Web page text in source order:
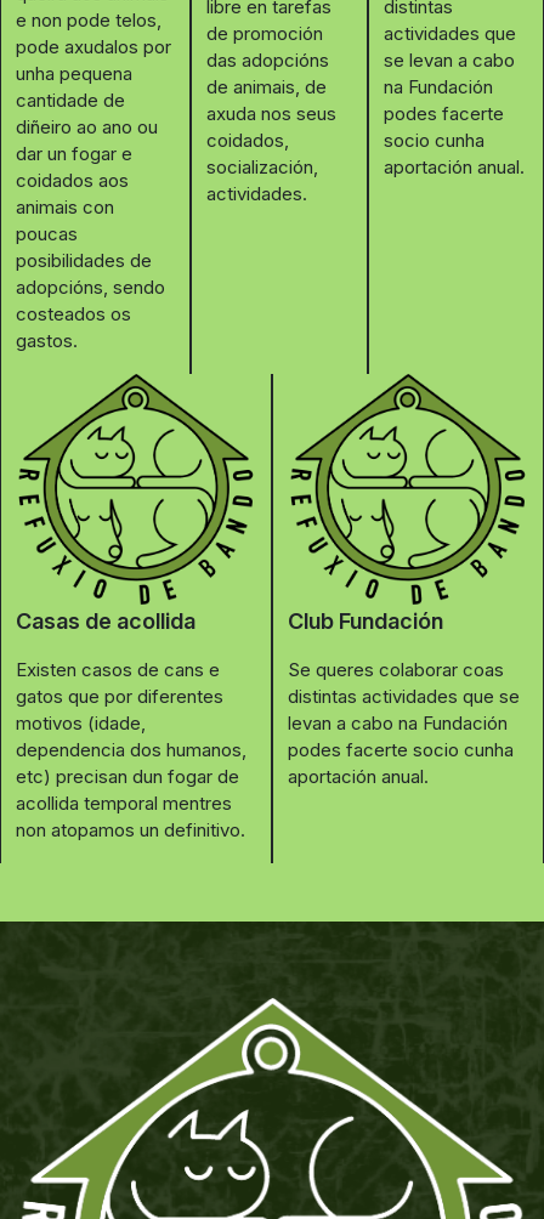
e non pode telos,
pode axudalos por
unha pequena
cantidade de
diñeiro ao ano ou
dar un fogar e
coidados aos
animais con
poucas
posibilidades de
adopcións, sendo
costeados os
gastos.
libre en tarefas
de promoción
das adopcións
de animais, de
axuda nos seus
coidados,
socialización,
actividades.
distintas
actividades que
se levan a cabo
na Fundación
podes facerte
socio cunha
aportación anual.
Casas de acollida
Existen casos de cans e
gatos que por diferentes
motivos (idade,
dependencia dos humanos,
etc) precisan dun fogar de
acollida temporal mentres
non atopamos un definitivo.
Club Fundación
Se queres colaborar coas
distintas actividades que se
levan a cabo na Fundación
podes facerte socio cunha
aportación anual.